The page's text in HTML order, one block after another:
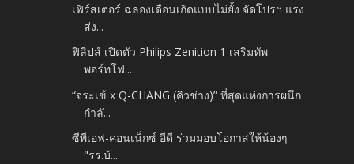
เฟิร์สเตอร์ ฉลองเดือนเกิดแบบไม่ยั้ง จัดโปรฯ แรง
ส่ง...
ฟิลิปส์ เปิดตัว Philips Zenition 1 เสริมทัพ
พอร์ทโฟ...
“จระเข้ x Q-CHANG (คิวช่าง)” ที่สุดแห่งการผนึก
กำลั...
ซีพีเอฟ-คอนเน็กซ์ อีดี ร่วมมอบโอกาสให้น้องๆ
"รร.บ้...